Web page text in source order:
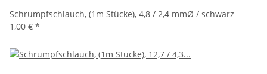
Schrumpfschlauch, (1m Stücke), 4,8 / 2,4 mmØ / schwarz
1,00 € *